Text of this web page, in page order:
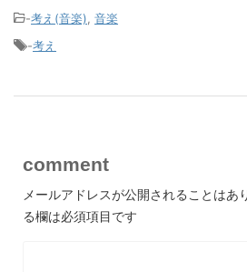
-考え(音楽), 音楽
-考え
comment
メールアドレスが公開されることはあ
る欄は必須項目です